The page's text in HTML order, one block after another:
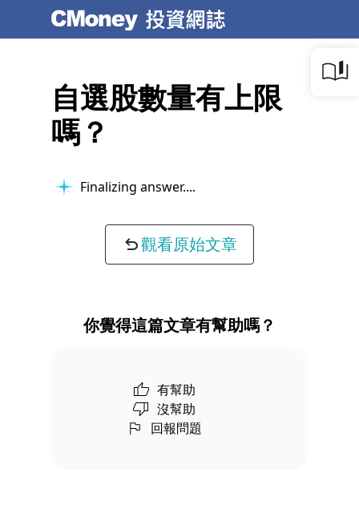
自選股數量有上限
嗎？
Finalizing answer...
觀看原始文章
你覺得這篇文章有幫助嗎？
有幫助
沒幫助
回報問題